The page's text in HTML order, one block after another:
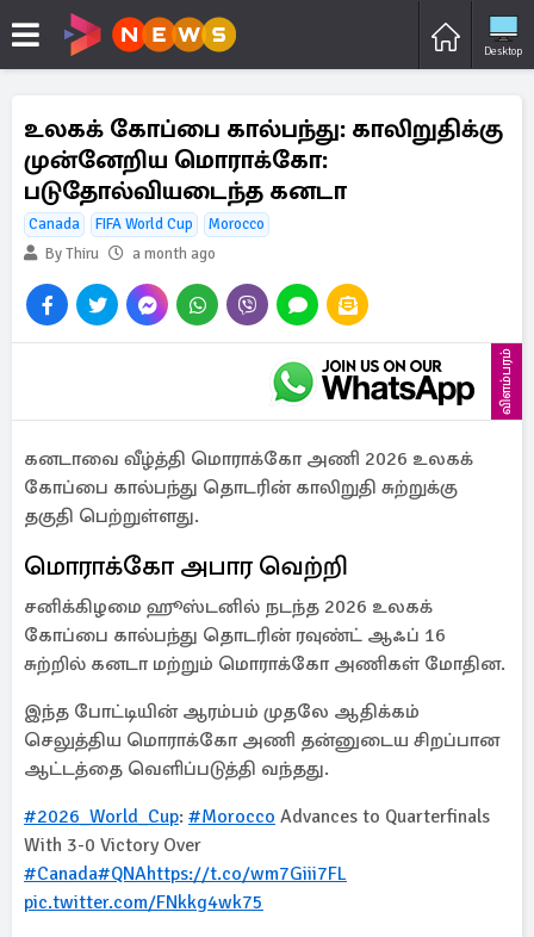
Desktop
உலகக் கோப்பை கால்பந்து: காலிறுதிக்கு
முன்னேறிய மொராக்கோ:
படுதோல்வியடைந்த கனடா
Canada FIFA World Cup
Morocco
By Thiru
a month ago
விளம்பரம்
கனடாவை வீழ்த்தி மொராக்கோ அணி 2026 உலகக்
கோப்பை கால்பந்து தொடரின் காலிறுதி சுற்றுக்கு
தகுதி பெற்றுள்ளது.
மொராக்கோ அபார வெற்றி
சனிக்கிழமை ஹூஸ்டனில் நடந்த 2026 உலகக்
கோப்பை கால்பந்து தொடரின் ரவுண்ட் ஆஃப் 16
சுற்றில் கனடா மற்றும் மொராக்கோ அணிகள் மோதின.
இந்த போட்டியின் ஆரம்பம் முதலே ஆதிக்கம்
செலுத்திய மொராக்கோ அணி தன்னுடைய சிறப்பான
ஆட்டத்தை வெளிப்படுத்தி வந்தது.
#2026_World_Cup: #Morocco Advances to Quarterfinals
With 3-0 Victory Over
#Canada#QNAhttps://t.co/wm7Giii7FL
pic.twitter.com/FNkkg4wk75